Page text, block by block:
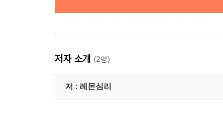
저자 소개 (2명)
저 : 레몬심리